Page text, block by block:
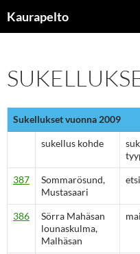
sisältöön
Kaurapelto
Sukellukset vuonna 2009
sukellus kohde
387
Sommarösund,
Mustasaari
386
Sörra Mahäsan
lounaskulma,
Malhäsan